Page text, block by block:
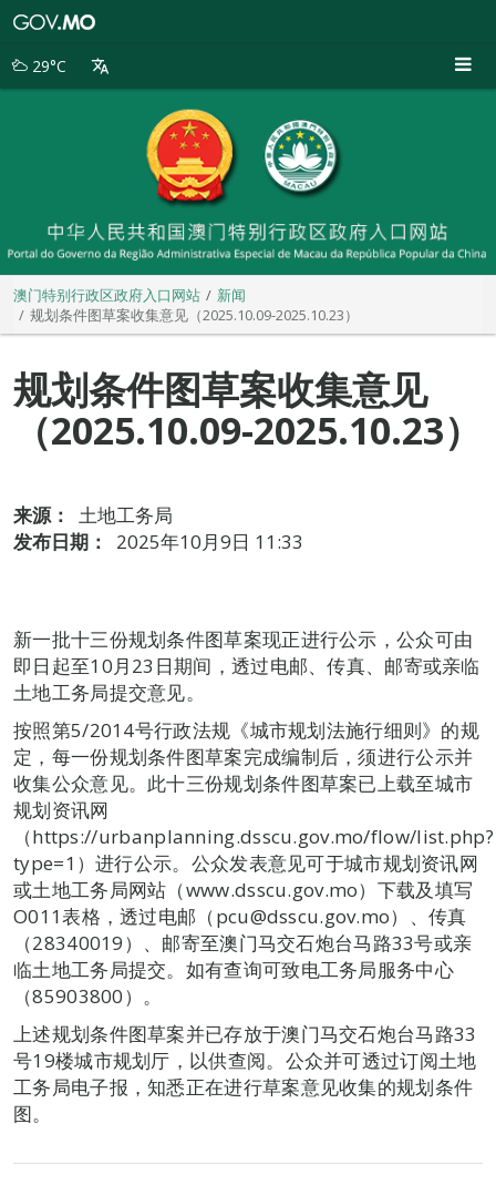
别
29°C
澳门特别行政区政府入口网站
新闻
规划条件图草案收集意见（2025.10.09-2025.10.23）
规划条件图草案收集意见
（2025.10.09-2025.10.23）
来源：
土地工务局
发布日期：
2025年10月9日 11:33
新一批十三份规划条件图草案现正进行公示，公众可由
即日起至10月23日期间，透过电邮、传真、邮寄或亲临
土地工务局提交意见。
按照第5/2014号行政法规《城市规划法施行细则》的规
定，每一份规划条件图草案完成编制后，须进行公示并
收集公众意见。此十三份规划条件图草案已上载至城市
规划资讯网
（https://urbanplanning.dsscu.gov.mo/flow/list.php?
type=1）进行公示。公众发表意见可于城市规划资讯网
或土地工务局网站（www.dsscu.gov.mo）下载及填写
O011表格，透过电邮（pcu@dsscu.gov.mo）、传真
（28340019）、邮寄至澳门马交石炮台马路33号或亲
临土地工务局提交。如有查询可致电工务局服务中心
（85903800）。
上述规划条件图草案并已存放于澳门马交石炮台马路33
号19楼城市规划厅，以供查阅。公众并可透过订阅土地
工务局电子报，知悉正在进行草案意见收集的规划条件
图。